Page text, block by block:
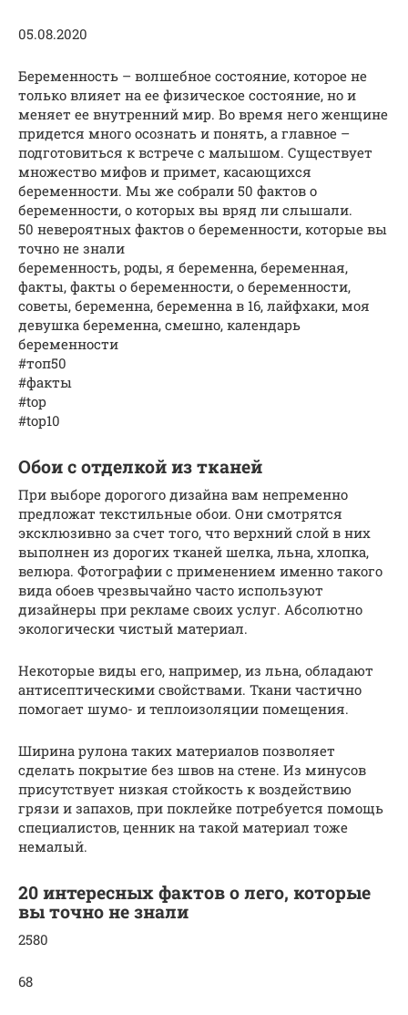
05.08.2020
Беременность – волшебное состояние, которое не
только влияет на ее физическое состояние, но и
меняет ее внутренний мир. Во время него женщине
придется много осознать и понять, а главное –
подготовиться к встрече с малышом. Существует
множество мифов и примет, касающихся
беременности. Мы же собрали 50 фактов о
беременности, о которых вы вряд ли слышали.
50 невероятных фактов о беременности, которые вы
точно не знали
беременность, роды, я беременна, беременная,
факты, факты о беременности, о беременности,
советы, беременна, беременна в 16, лайфхаки, моя
девушка беременна, смешно, календарь
беременности
#топ50
#факты
#top
#top10
Обои с отделкой из тканей
При выборе дорогого дизайна вам непременно
предложат текстильные обои. Они смотрятся
эксклюзивно за счет того, что верхний слой в них
выполнен из дорогих тканей шелка, льна, хлопка,
велюра. Фотографии с применением именно такого
вида обоев чрезвычайно часто используют
дизайнеры при рекламе своих услуг. Абсолютно
экологически чистый материал.
Некоторые виды его, например, из льна, обладают
антисептическими свойствами. Ткани частично
помогает шумо- и теплоизоляции помещения.
Ширина рулона таких материалов позволяет
сделать покрытие без швов на стене. Из минусов
присутствует низкая стойкость к воздействию
грязи и запахов, при поклейке потребуется помощь
специалистов, ценник на такой материал тоже
немалый.
20 интересных фактов о лего, которые
вы точно не знали
2580
68